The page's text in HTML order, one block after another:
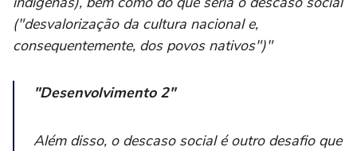
("desvalorização da cultura nacional e,
consequentemente, dos povos nativos")"
"Desenvolvimento 2"
Além disso, o descaso social é outro desafio que